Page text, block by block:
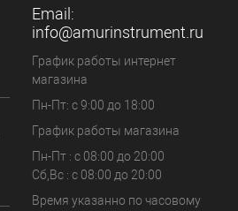
Email:
info@amurinstrument.ru
График работы интернет
магазина
Пн-Пт: с 9:00 до 18:00
График работы магазина
Пн-Пт : с 08:00 до 20:00
Сб,Вс : с 08:00 до 20:00
Время указанно по часовому